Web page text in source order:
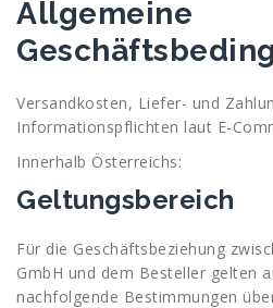
Allgemeine
Versandkosten, Liefer- und
Informationspflichten laut E-
Innerhalb Österreichs:
Geltungsbereich
Für die Geschäftsbeziehung
GmbH und dem Besteller gelten
nachfolgende Bestimmungen